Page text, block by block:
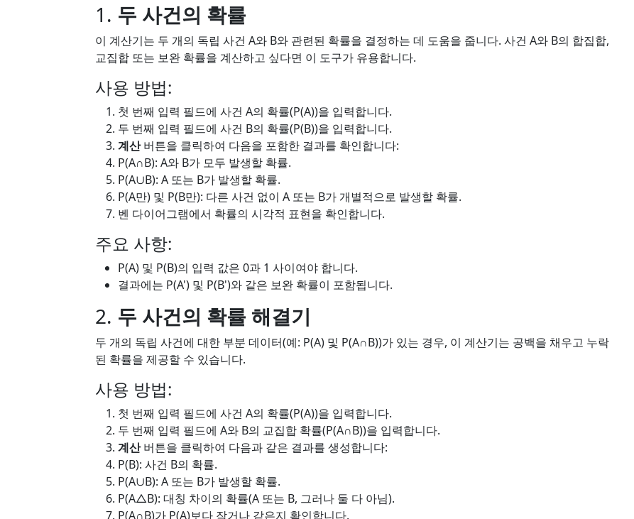
1. 두 사건의 확률
이 계산기는 두 개의 독립 사건 A와 B와 관련된 확률을 결정하는 데 도움을 줍니다. 사건 A와 B의 합집합,
교집합 또는 보완 확률을 계산하고 싶다면 이 도구가 유용합니다.
사용 방법:
첫 번째 입력 필드에 사건 A의 확률(P(A))을 입력합니다.
두 번째 입력 필드에 사건 B의 확률(P(B))을 입력합니다.
계산버튼을 클릭하여 다음을 포함한 결과를 확인합니다:
P(A∩B): A와 B가 모두 발생할 확률.
P(A∪B): A 또는 B가 발생할 확률.
P(A만) 및 P(B만): 다른 사건 없이 A 또는 B가 개별적으로 발생할 확률.
벤 다이어그램에서 확률의 시각적 표현을 확인합니다.
주요 사항:
P(A) 및 P(B)의 입력 값은 0과 1 사이여야 합니다.
결과에는 P(A') 및 P(B')와 같은 보완 확률이 포함됩니다.
2. 두 사건의 확률 해결기
두 개의 독립 사건에 대한 부분 데이터(예: P(A) 및 P(A∩B))가 있는 경우, 이 계산기는 공백을 채우고 누락
된 확률을 제공할 수 있습니다.
사용 방법:
첫 번째 입력 필드에 사건 A의 확률(P(A))을 입력합니다.
두 번째 입력 필드에 A와 B의 교집합 확률(P(A∩B))을 입력합니다.
계산버튼을 클릭하여 다음과 같은 결과를 생성합니다:
P(B): 사건 B의 확률.
P(A∪B): A 또는 B가 발생할 확률.
P(A△B): 대칭 차이의 확률(A 또는 B, 그러나 둘 다 아님).
P(A∩B)가 P(A)보다 작거나 같은지 확인합니다.